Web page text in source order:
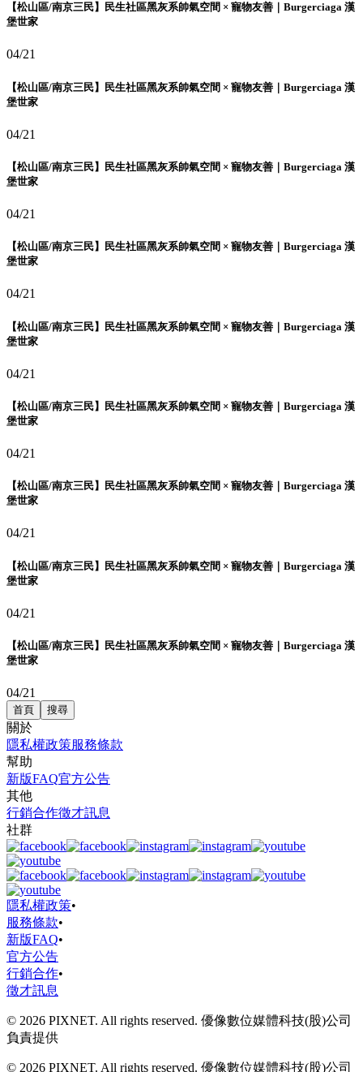
【松山區/南京三民】民生社區黑灰系帥氣空間 × 寵物友善｜Burgerciaga 漢
堡世家
04/21
【松山區/南京三民】民生社區黑灰系帥氣空間 × 寵物友善｜Burgerciaga 漢
堡世家
04/21
【松山區/南京三民】民生社區黑灰系帥氣空間 × 寵物友善｜Burgerciaga 漢
堡世家
04/21
【松山區/南京三民】民生社區黑灰系帥氣空間 × 寵物友善｜Burgerciaga 漢
堡世家
04/21
【松山區/南京三民】民生社區黑灰系帥氣空間 × 寵物友善｜Burgerciaga 漢
堡世家
04/21
【松山區/南京三民】民生社區黑灰系帥氣空間 × 寵物友善｜Burgerciaga 漢
堡世家
04/21
【松山區/南京三民】民生社區黑灰系帥氣空間 × 寵物友善｜Burgerciaga 漢
堡世家
04/21
【松山區/南京三民】民生社區黑灰系帥氣空間 × 寵物友善｜Burgerciaga 漢
堡世家
04/21
【松山區/南京三民】民生社區黑灰系帥氣空間 × 寵物友善｜Burgerciaga 漢
堡世家
04/21
首頁 搜尋
關於
隱私權政策服務條款
幫助
新版FAQ官方公告
其他
行銷合作徵才訊息
社群
隱私權政策•
服務條款•
新版FAQ•
官方公告
行銷合作•
徵才訊息
© 2026 PIXNET. All rights reserved. 優像數位媒體科技(股)公司
負責提供
© 2026 PIXNET. All rights reserved. 優像數位媒體科技(股)公司